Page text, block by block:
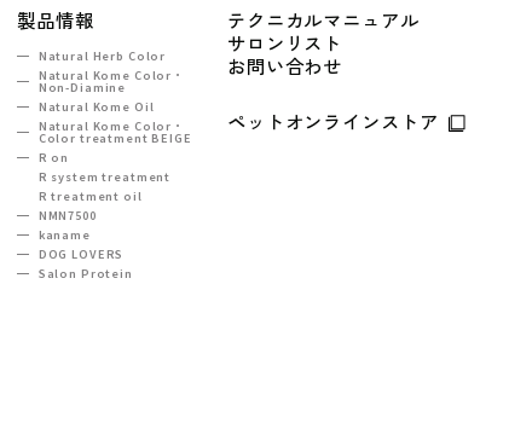
製品情報
Natural Herb Color
Natural Kome Color・
Non-Diamine
Natural Kome Oil
Natural Kome Color・
Color treatment BEIGE
R on
R system treatment
R treatment oil
NMN7500
kaname
DOG LOVERS
Salon Protein
テクニカルマニュアル
サロンリスト
お問い合わせ
ペットオンラインストア